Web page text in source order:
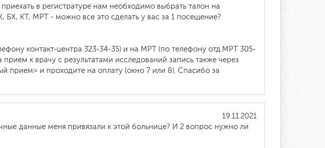
в регистратуре нам необходимо выбрать талон на
КТ, МРТ - можно все это сделать у вас за 1 посещение?
контакт-центра 323-34-35) и на МРТ (по телефону отд.МРТ 305-
к врачу с результатами исследований запись также через
прием> и проходите на оплату (окно 7 или 8). Спасибо за
19.11.2021
данные меня привязали к этой больнице? И 2 вопрос нужно ли